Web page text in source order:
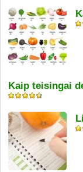
Kaip teisingai